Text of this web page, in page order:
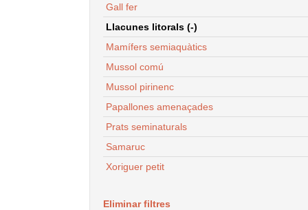
Gall fer
Llacunes litorals (-)
Mamífers semiaquàtics
Mussol comú
Mussol pirinenc
Papallones amenaçades
Prats seminaturals
Samaruc
Xoriguer petit
Eliminar filtres